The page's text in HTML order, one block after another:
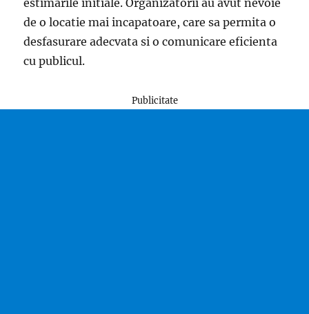
estimarile initiale. Organizatorii au avut nevoie
de o locatie mai incapatoare, care sa permita o
desfasurare adecvata si o comunicare eficienta
cu publicul.
Publicitate